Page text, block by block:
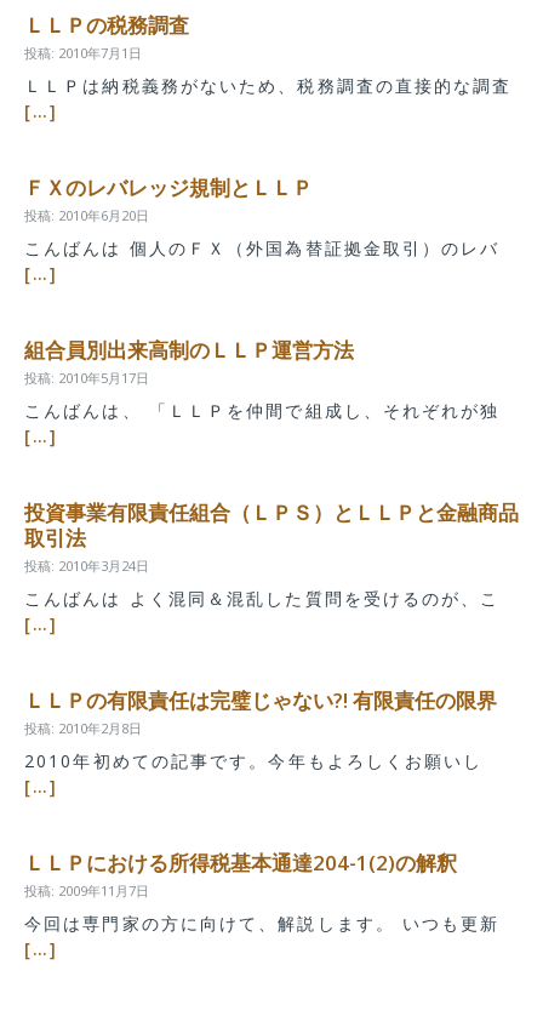
ＬＬＰの税務調査
投稿: 2010年7月1日
ＬＬＰは納税義務がないため、税務調査の直接的な調査
[…]
ＦＸのレバレッジ規制とＬＬＰ
投稿: 2010年6月20日
こんばんは 個人のＦＸ（外国為替証拠金取引）のレバ
[…]
組合員別出来高制のＬＬＰ運営方法
投稿: 2010年5月17日
こんばんは、 「ＬＬＰを仲間で組成し、それぞれが独
[…]
投資事業有限責任組合（ＬＰＳ）とＬＬＰと金融商品
取引法
投稿: 2010年3月24日
こんばんは よく混同＆混乱した質問を受けるのが、こ
[…]
ＬＬＰの有限責任は完璧じゃない?! 有限責任の限界
投稿: 2010年2月8日
2010年初めての記事です。今年もよろしくお願いし
[…]
ＬＬＰにおける所得税基本通達204-1(2)の解釈
投稿: 2009年11月7日
今回は専門家の方に向けて、解説します。 いつも更新
[…]